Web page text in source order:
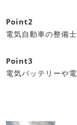
Point2
電気自動車の整備
Point3
電気バッテリーや